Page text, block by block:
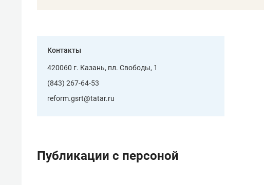
Контакты
420060 г. Казань, пл. Свободы, 1
(843) 267-64-53
reform.gsrt@tatar.ru
Публикации с персоной